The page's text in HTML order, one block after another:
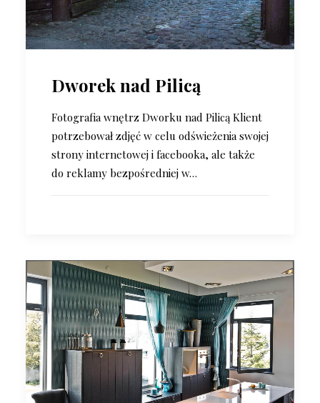
Dworek nad Pilicą
Fotografia wnętrz Dworku nad Pilicą Klient
potrzebował zdjęć w celu odświeżenia swojej
strony internetowej i facebooka, ale także
do reklamy bezpośredniej w…